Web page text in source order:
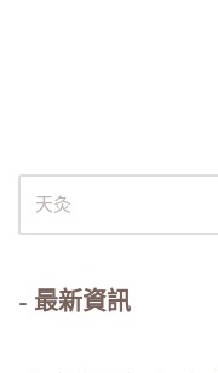
- 最新資訊